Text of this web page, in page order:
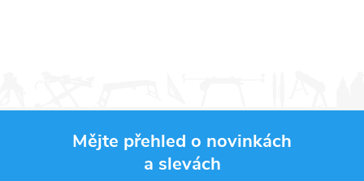
Mějte přehled o novinkách
a slevách